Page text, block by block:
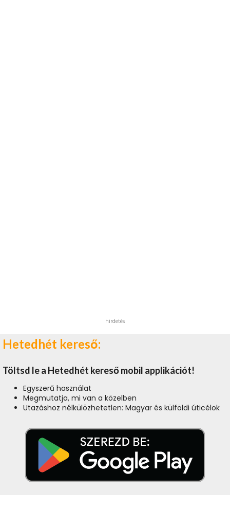
hirdetés
Hetedhét kereső:
Töltsd le a Hetedhét kereső mobil applikációt!
Egyszerű használat
Megmutatja, mi van a közelben
Utazáshoz nélkülözhetetlen: Magyar és külföldi úticélok